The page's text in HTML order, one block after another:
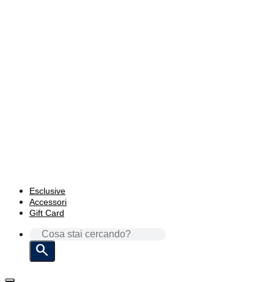
Esclusive
Accessori
Gift Card
CERCA: